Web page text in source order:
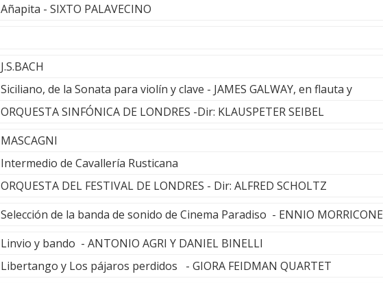
Añapita - SIXTO PALAVECINO
J.S.BACH
Siciliano, de la Sonata para violín y clave - JAMES GALWAY, en flauta y
ORQUESTA SINFÓNICA DE LONDRES -Dir: KLAUSPETER SEIBEL
MASCAGNI
Intermedio de Cavallería Rusticana
ORQUESTA DEL FESTIVAL DE LONDRES - Dir: ALFRED SCHOLTZ
Selección de la banda de sonido de Cinema Paradiso - ENNIO MORRICONE
Linvio y bando - ANTONIO AGRI Y DANIEL BINELLI
Libertango y Los pájaros perdidos - GIORA FEIDMAN QUARTET